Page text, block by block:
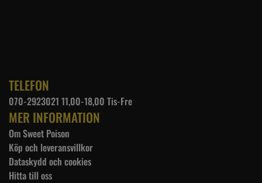
TELEFON
070-2923021 11,00-18,00 Tis-Fre
MER INFORMATION
Om Sweet Poison
Köp och leveransvillkor
Dataskydd och cookies
Hitta till oss